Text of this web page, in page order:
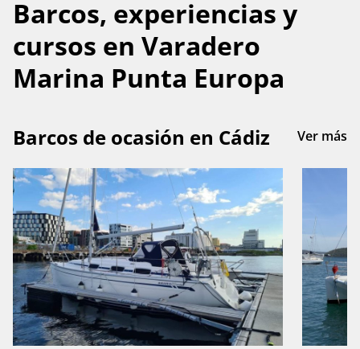
Barcos, experiencias y
cursos en Varadero
Marina Punta Europa
Barcos de ocasión en Cádiz Ver más